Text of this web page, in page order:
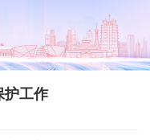
护工作